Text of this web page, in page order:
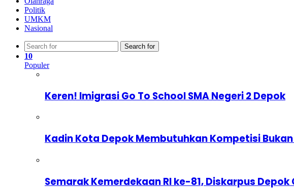
Politik
UMKM
Nasional
Search for
10
Populer
Keren! Imigrasi Go To School SMA Negeri 2 Depok
Kadin Kota Depok Membutuhkan Kompetisi
Semarak Kemerdekaan RI ke-81, Diskarpus